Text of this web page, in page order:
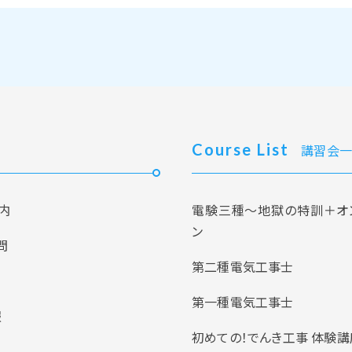
Course List 講習会
電験三種～地獄の特訓＋オ
ン
第二種電気工事士
第一種電気工事士
初めての！でんき工事 体験